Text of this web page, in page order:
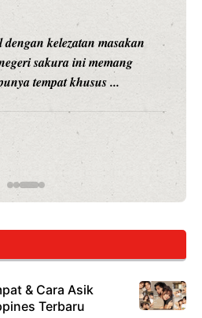
dua nama besar di dunia hiburan,
dan Vicky Prasetyo, kini
membuka restoran ...
Srimulat & Vicky Prasetyo Buka
Mami Bikin Nagih!
& Cara Asik
Terbaru